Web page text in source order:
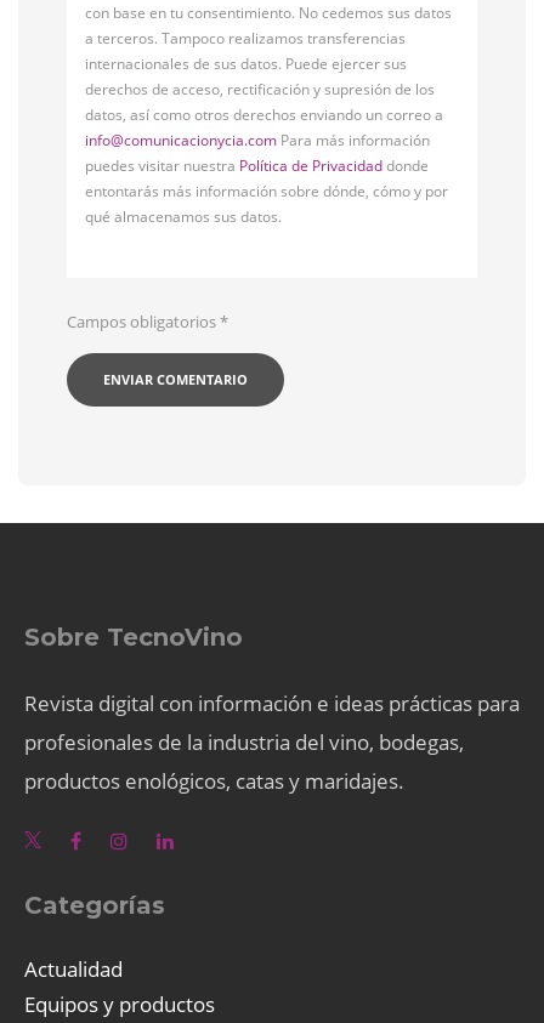
con base en tu consentimiento. No cedemos sus datos
a terceros. Tampoco realizamos transferencias
internacionales de sus datos. Puede ejercer sus
derechos de acceso, rectificación y supresión de los
datos, así como otros derechos enviando un correo a
info@comunicacionycia.com Para más información
puedes visitar nuestra Política de Privacidaddonde
entontarás más información sobre dónde, cómo y por
qué almacenamos sus datos.
Campos obligatorios*
Sobre TecnoVino
Revista digital con información e ideas prácticas para
profesionales de la industria del vino, bodegas,
productos enológicos, catas y maridajes.
Categorías
Actualidad
Equipos y productos